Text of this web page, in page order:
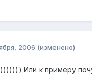
2006 (изменено)
Или к примеру